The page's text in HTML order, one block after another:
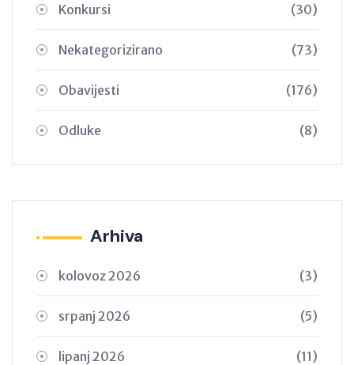
Konkursi (30)
Nekategorizirano (73)
Obavijesti (176)
Odluke (8)
Arhiva
kolovoz 2026 (3)
srpanj 2026 (5)
lipanj 2026 (11)